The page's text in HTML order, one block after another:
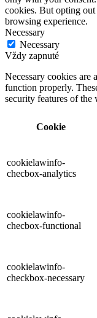
cookies. But opting
browsing experience.
Necessary
Necessary
Vždy zapnuté
Necessary cookies are
function properly.
security features of the
Cookie
cookielawinfo-
checbox-analytics
cookielawinfo-
checbox-functional
cookielawinfo-
checkbox-necessary